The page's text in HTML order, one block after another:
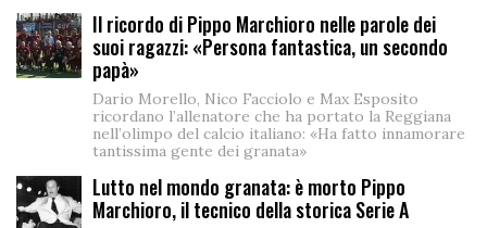
Il ricordo di Pippo Marchioro nelle parole dei
suoi ragazzi: «Persona fantastica, un secondo
papà»
Dario Morello, Nico Facciolo e Max Esposito
ricordano l’allenatore che ha portato la Reggiana
nell’olimpo del calcio italiano: «Ha fatto innamorare
tantissima gente dei granata»
Lutto nel mondo granata: è morto Pippo
Marchioro, il tecnico della storica Serie A